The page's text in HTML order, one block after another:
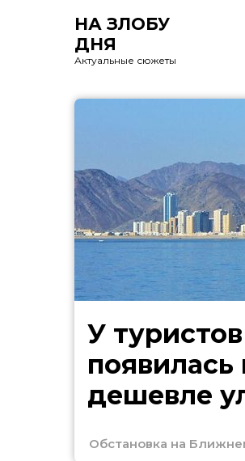
НА ЗЛОБУ
ДНЯ
Актуальные сюжеты
У
дешевле
Обстановка на